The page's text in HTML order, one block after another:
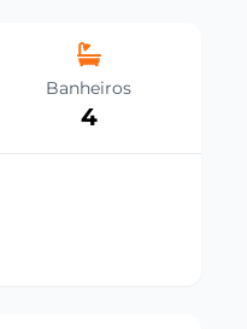
Banheiros
4